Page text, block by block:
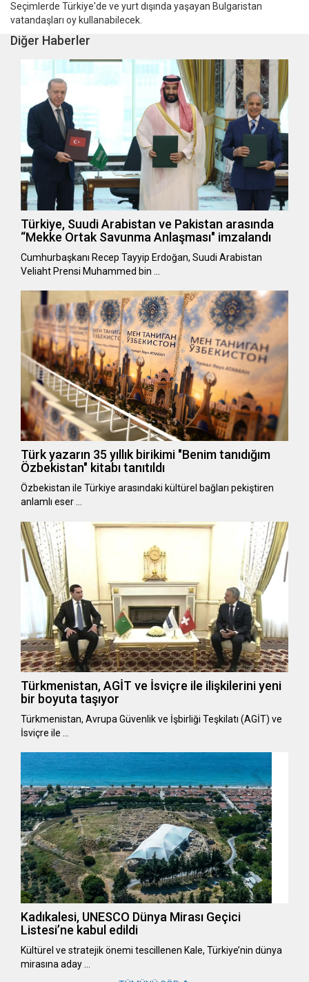
Seçimlerde Türkiye'de ve yurt dışında yaşayan Bulgaristan
vatandaşları oy kullanabilecek.
Diğer Haberler
Türkiye, Suudi Arabistan ve Pakistan arasında
“Mekke Ortak Savunma Anlaşması" imzalandı
Cumhurbaşkanı Recep Tayyip Erdoğan, Suudi Arabistan
Veliaht Prensi Muhammed bin …
Türk yazarın 35 yıllık birikimi "Benim tanıdığım
Özbekistan" kitabı tanıtıldı
Özbekistan ile Türkiye arasındaki kültürel bağları pekiştiren
anlamlı eser …
Türkmenistan, AGİT ve İsviçre ile ilişkilerini yeni
bir boyuta taşıyor
Türkmenistan, Avrupa Güvenlik ve İşbirliği Teşkilatı (AGİT) ve
İsviçre ile …
Kadıkalesi, UNESCO Dünya Mirası Geçici
Listesi’ne kabul edildi
Kültürel ve stratejik önemi tescillenen Kale, Türkiye’nin dünya
mirasına aday …